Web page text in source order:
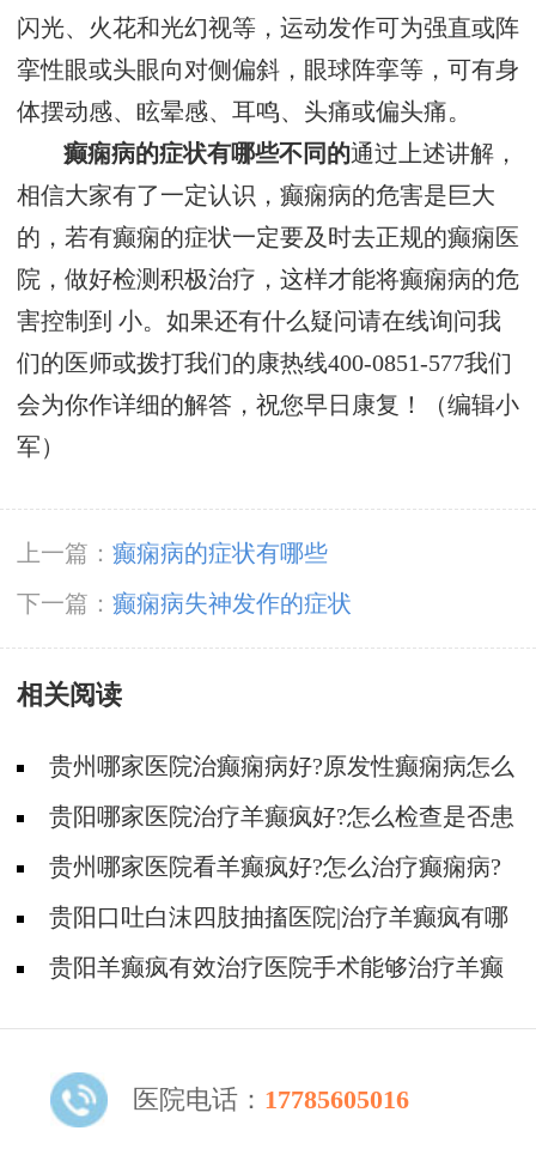
闪光、火花和光幻视等，运动发作可为强直或阵
挛性眼或头眼向对侧偏斜，眼球阵挛等，可有身
体摆动感、眩晕感、耳鸣、头痛或偏头痛。
癫痫病的症状有哪些不同的通过上述讲解，
相信大家有了一定认识，癫痫病的危害是巨大
的，若有癫痫的症状一定要及时去正规的癫痫医
院，做好检测积极治疗，这样才能将癫痫病的危
害控制到 小。如果还有什么疑问请在线询问我
们的医师或拨打我们的康热线400-0851-577我们
会为你作详细的解答，祝您早日康复！（编辑小
军）
上一篇： 癫痫病的症状有哪些
下一篇： 癫痫病失神发作的症状
相关阅读
贵州哪家医院治癫痫病好?原发性癫痫病怎么
治疗好?
贵阳哪家医院治疗羊癫疯好?怎么检查是否患
有癫痫病?
贵州哪家医院看羊癫疯好?怎么治疗癫痫病?
贵阳口吐白沫四肢抽搐医院|治疗羊癫疯有哪
些方式?
贵阳羊癫疯有效治疗医院手术能够治疗羊癫
医院电话： 17785605016